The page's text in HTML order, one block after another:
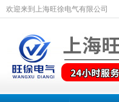
欢迎来到上海旺徐电气有限公司